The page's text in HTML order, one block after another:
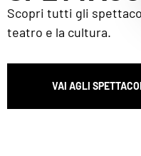
Scopri tutti gli
teatro e la cultura.
VAI AGLI